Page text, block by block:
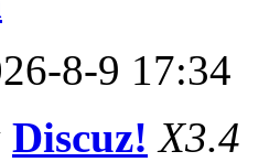
8-9 17:34
Discuz! X3.4